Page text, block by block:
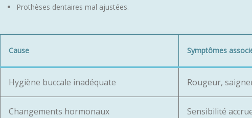
Prothèses dentaires mal ajustées.
Cause Symptômes
Hygiène buccale inadéquate Rougeur,
Changements hormonaux Sensibilité